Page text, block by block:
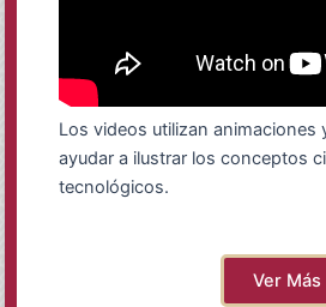
Los videos utilizan animaciones
ayudar a ilustrar los conceptos
tecnológicos.
Ver Más